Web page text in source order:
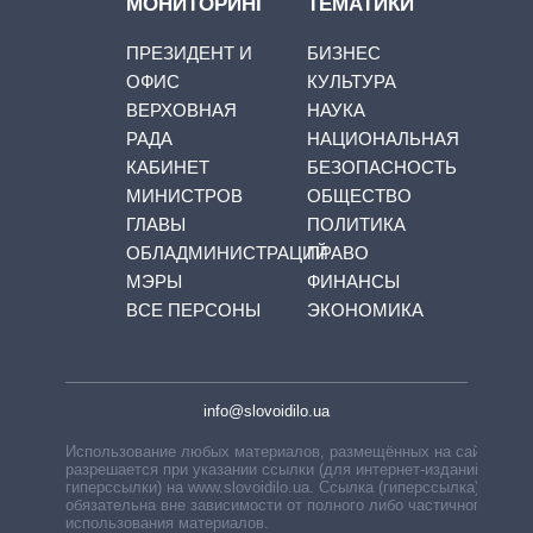
ПРЕЗИДЕНТ И
ОФИС
ВЕРХОВНАЯ
РАДА
КАБИНЕТ
МИНИСТРОВ
ГЛАВЫ
ОБЛАДМИНИСТРАЦИЙ
МЭРЫ
ВСЕ ПЕРСОНЫ
БИЗНЕС
КУЛЬТУРА
НАУКА
НАЦИОНАЛЬНАЯ
БЕЗОПАСНОСТЬ
ОБЩЕСТВО
ПОЛИТИКА
ПРАВО
ФИНАНСЫ
ЭКОНОМИКА
info@slovoidilo.ua
Использование любых материалов, размещённых на сайте,
разрешается при указании ссылки (для интернет-изданий —
гиперссылки) на www.slovoidilo.ua. Ссылка (гиперссылка)
обязательна вне зависимости от полного либо частичного
использования материалов.